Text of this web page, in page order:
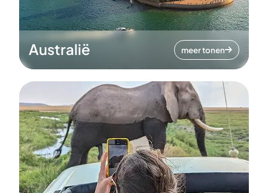
Australië meer tonen